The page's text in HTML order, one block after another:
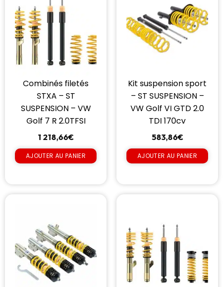
Combinés filetés
STXA – ST
SUSPENSION – VW
Golf 7 R 2.0TFSI
1 218,66€
AJOUTER AU PANIER
Kit suspension sport
– ST SUSPENSION –
VW Golf VI GTD 2.0
TDI 170cv
583,86€
AJOUTER AU PANIER